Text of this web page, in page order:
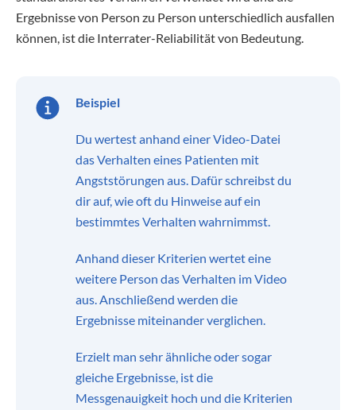
Ergebnisse von Person zu Person unterschiedlich ausfallen
können, ist die Interrater-Reliabilität von Bedeutung.
Beispiel
Du wertest anhand einer Video-Datei
das Verhalten eines Patienten mit
Angststörungen aus. Dafür schreibst du
dir auf, wie oft du Hinweise auf ein
bestimmtes Verhalten wahrnimmst.
Anhand dieser Kriterien wertet eine
weitere Person das Verhalten im Video
aus. Anschließend werden die
Ergebnisse miteinander verglichen.
Erzielt man sehr ähnliche oder sogar
gleiche Ergebnisse, ist die
Messgenauigkeit hoch und die Kriterien